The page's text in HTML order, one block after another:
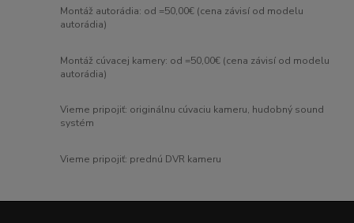
Montáž autorádia: od =50,00€ (cena závisí od modelu
autorádia)
Montáž cúvacej kamery: od =50,00€ (cena závisí od modelu
autorádia)
Vieme pripojiť: originálnu cúvaciu kameru, hudobný sound
systém
Vieme pripojiť: prednú DVR kameru